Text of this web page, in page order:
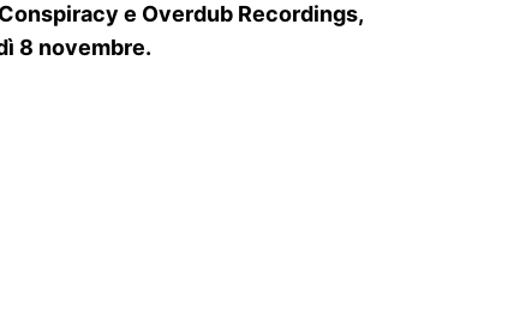
e Overdub Recordings,
8 novembre.